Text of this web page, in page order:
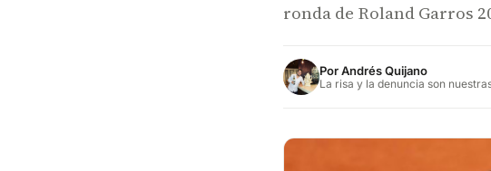
ronda de Roland Garros
PorAndrés Quijano
La risa y la denuncia son